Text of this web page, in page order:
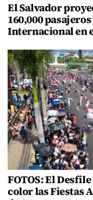
El Salvador
160,000
Internacional en
FOTOS: El
color las Fiestas